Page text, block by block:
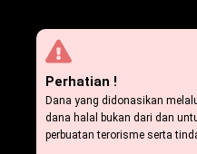
Perhatian !
Dana yang didonasikan
dana halal bukan dari dan
perbuatan terorisme serta